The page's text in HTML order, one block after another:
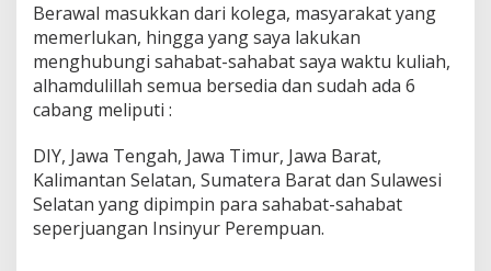
Berawal masukkan dari kolega, masyarakat yang
memerlukan, hingga yang saya lakukan
menghubungi sahabat-sahabat saya waktu kuliah,
alhamdulillah semua bersedia dan sudah ada 6
cabang meliputi :
DIY, Jawa Tengah, Jawa Timur, Jawa Barat,
Kalimantan Selatan, Sumatera Barat dan Sulawesi
Selatan yang dipimpin para sahabat-sahabat
seperjuangan Insinyur Perempuan.